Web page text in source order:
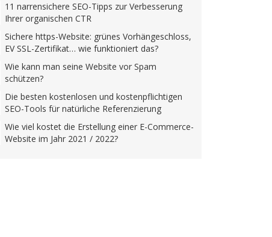
11 narrensichere SEO-Tipps zur Verbesserung
Ihrer organischen CTR
Sichere https-Website: grünes Vorhängeschloss,
EV SSL-Zertifikat… wie funktioniert das?
Wie kann man seine Website vor Spam
schützen?
Die besten kostenlosen und kostenpflichtigen
SEO-Tools für natürliche Referenzierung
Wie viel kostet die Erstellung einer E-Commerce-
Website im Jahr 2021 / 2022?